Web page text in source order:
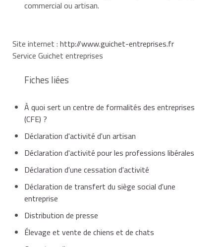
commercial ou artisan.
Site internet : http://www.guichet-entreprises.fr
Service Guichet entreprises
Fiches liées
À quoi sert un centre de formalités des entreprises
(CFE) ?
Déclaration d'activité d'un artisan
Déclaration d'activité pour les professions libérales
Déclaration d'une cessation d'activité
Déclaration de transfert du siège social d'une
entreprise
Distribution de presse
Élevage et vente de chiens et de chats